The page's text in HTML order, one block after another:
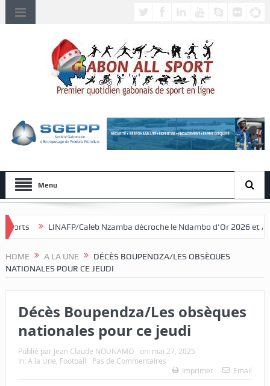
Menu
Caleb Nzamba décroche le Ndambo d’Or 2026 et Alain Djissikadié
HOME A LA UNE
DÉCÈS BOUPENDZA/LES OBSÈQUES
NATIONALES POUR CE JEUDI
Décès Boupendza/Les obsèques
nationales pour ce jeudi
Publié par Jean Claude NOUNAMO on: mai 27, 2025
In: A la Une Football
Pas de Commentaires
Imprimer
Email